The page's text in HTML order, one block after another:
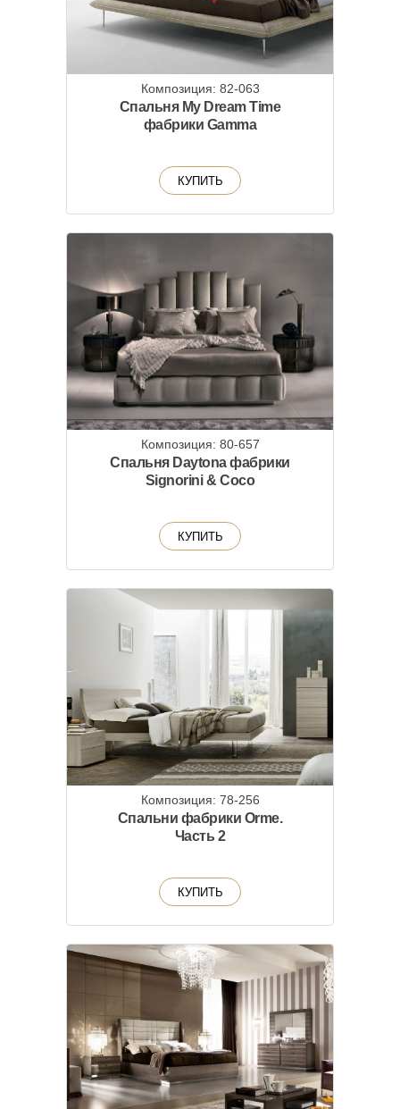
Композиция: 82-063
Спальня My Dream Time
фабрики Gamma
КУПИТЬ
Композиция: 80-657
Спальня Daytona фабрики
Signorini & Coco
КУПИТЬ
Композиция: 78-256
Спальни фабрики Orme.
Часть 2
КУПИТЬ